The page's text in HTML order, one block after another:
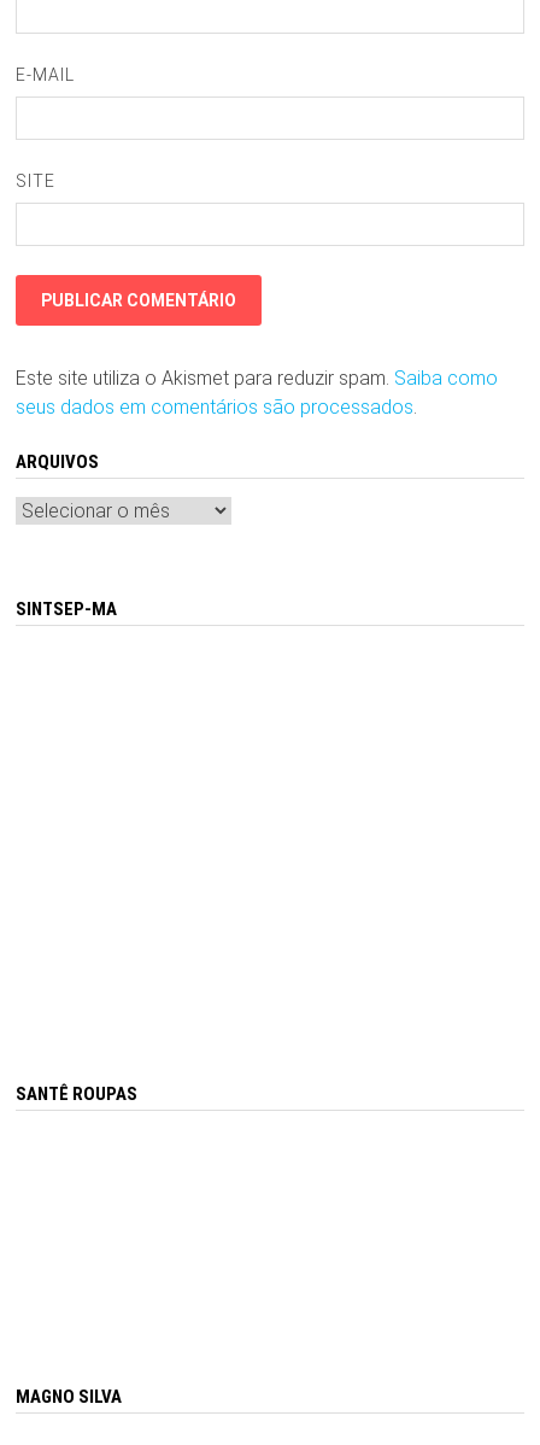
E-MAIL
SITE
Este site utiliza o Akismet para reduzir spam. Saiba como
seus dados em comentários são processados.
ARQUIVOS
Arquivos
SINTSEP-MA
SANTÊ ROUPAS
MAGNO SILVA